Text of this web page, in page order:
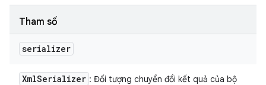
Tham số
serializer
XmlSerializer : Đối tượng chuyển đổi kết quả của bộ